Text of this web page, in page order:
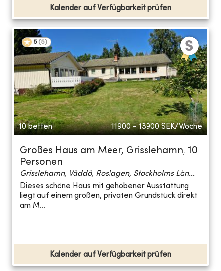
Kalender auf Verfügbarkeit prüfen
5 (5)
10 betten 11900 - 13900 SEK/Woche
Großes Haus am Meer, Grisslehamn, 10
Personen
Grisslehamn, Väddö, Roslagen, Stockholms Län...
Dieses schöne Haus mit gehobener Ausstattung
liegt auf einem großen, privaten Grundstück direkt
am M...
Kalender auf Verfügbarkeit prüfen